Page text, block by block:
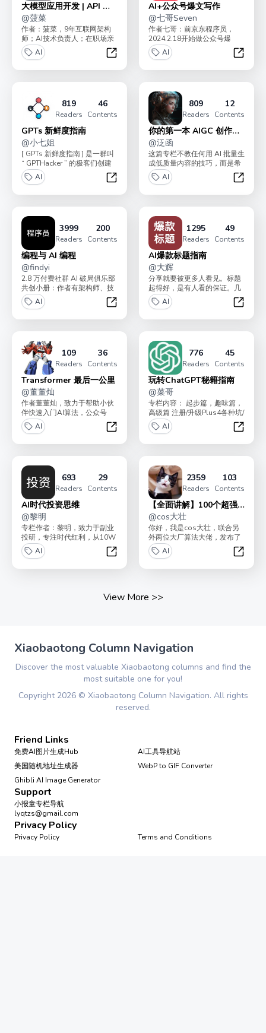
大模型应用开发 | API 实
操
@菠菜
作者：菠菜，9年互联网架构
师；AI技术负责人；在职场亲
手带出多个年入百万 P8+ 人
才；“AI破局俱...
AI
大模型应用开发 | API 实操
AI+公众号爆文写作
@七哥Seven
作者七哥：前京东程序员，
2024.2.18开始做公众号爆
文，4个月涨粉10000+， 流量
主变现4w...
AI
AI+公
819
Readers
46
Contents
GPTs 新鲜度指南
@小七姐
[ GPTs 新鲜度指南 ] 是一群叫
“ GPTHacker ” 的极客们创建
的，他们致力于创作和...
AI
GPTs 新鲜度指南
809
Readers
12
Contents
你的第一本 AIGC 创作指
南
@泛函
这篇专栏不教任何用 AI 批量生
成低质量内容的技巧，而是希
望能够让你利用 AI 进行体面的
创作。让 ...
AI
你的
3999
Readers
200
Contents
编程与 AI 编程
@findyi
2.8 万付费社群 AI 破局俱乐部
共创小册：作者有架构师、技
术负责人、大厂程序员等，旨
在帮助程序员...
AI
编程与 AI 编程
1295
Readers
49
Contents
AI爆款标题指南
@大辉
分享就要被更多人看见。标题
起得好，是有人看的保证。几
百阅读和几万阅读，只差一个
好标题。小册有四个专栏...
AI
AI爆
109
Readers
36
Contents
Transformer 最后一公里
@董董灿
作者董董灿，致力于帮助小伙
伴快速入门AI算法，公众号
《董董灿是个攻城狮》主理
人。基于Transfor...
AI
Transformer 最后一公里
776
Readers
45
Contents
玩转ChatGPT秘籍指南
@菜哥
专栏内容： 起步篇，趣味篇，
高级篇 注册/升级Plus4各种坑/
让GPT生图片/GPT4生高清图...
AI
玩转
693
Readers
29
Contents
AI时代投资思维
@黎明
专栏作者：黎明，致力于副业
投研，专注时代红利，从10W
本金起步到收益超8位数，曾
初期便投资特斯拉、美...
AI
AI时代投资思维
2359
Readers
103
Contents
【全面讲解】100个超强
机器学习模型
@cos大壮
你好，我是cos大壮，联合另
外两位大厂算法大佬，发布了
《100个超强机器学习算法模
型》！最近，全网突...
AI
【全
View More >>
Xiaobaotong Column Navigation
Discover the most valuable Xiaobaotong columns and find the
most suitable one for you!
Copyright 2026© Xiaobaotong Column Navigation. All rights
reserved.
Friend Links
免费AI图片生成Hub
AI工具导航站
美国随机地址生成器
WebP to GIF Converter
Ghibli AI Image Generator
Support
小报童专栏导航
lyqtzs@gmail.com
Privacy Policy
Privacy Policy Terms and Conditions